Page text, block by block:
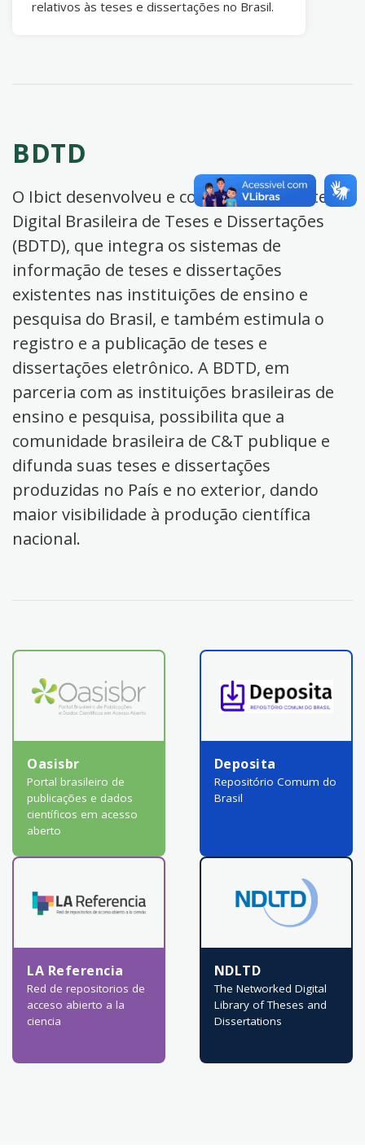
relativos às teses e dissertações no Brasil.
BDTD
O Ibict desenvolveu e coordena a Biblioteca
Digital Brasileira de Teses e Dissertações
(BDTD), que integra os sistemas de
informação de teses e dissertações
existentes nas instituições de ensino e
pesquisa do Brasil, e também estimula o
registro e a publicação de teses e
dissertações eletrônico. A BDTD, em
parceria com as instituições brasileiras de
ensino e pesquisa, possibilita que a
comunidade brasileira de C&T publique e
difunda suas teses e dissertações
produzidas no País e no exterior, dando
maior visibilidade à produção científica
nacional.
Oasisbr
Portal brasileiro de
publicações e dados
científicos em acesso
aberto
Deposita
Repositório Comum do
Brasil
LA Referencia
Red de repositorios de
acceso abierto a la
ciencia
NDLTD
The Networked Digital
Library of Theses and
Dissertations